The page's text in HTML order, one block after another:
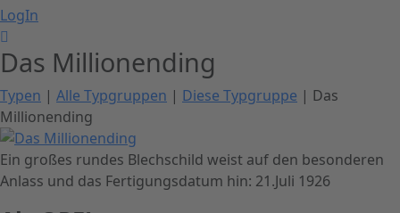
LogIn
Das Millionending
Typen | Alle Typgruppen | Diese Typgruppe | Das
Millionending
Ein großes rundes Blechschild weist auf den besonderen
Anlass und das Fertigungsdatum hin: 21.Juli 1926